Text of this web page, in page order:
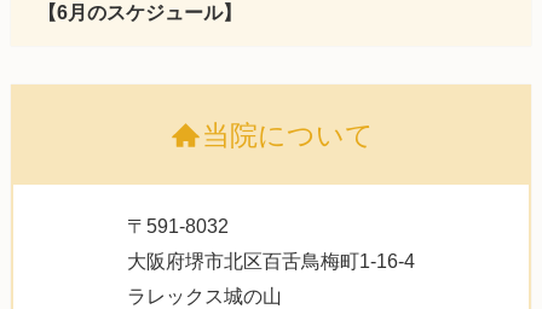
【6月のスケジュール】
当院について
〒591-8032
大阪府堺市北区百舌鳥梅町1-16-4
ラレックス城の山